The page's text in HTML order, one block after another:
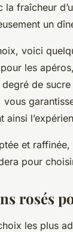
la fraîcheur
un
voici
les
de
ainsi
et
pour
rosés
les plus